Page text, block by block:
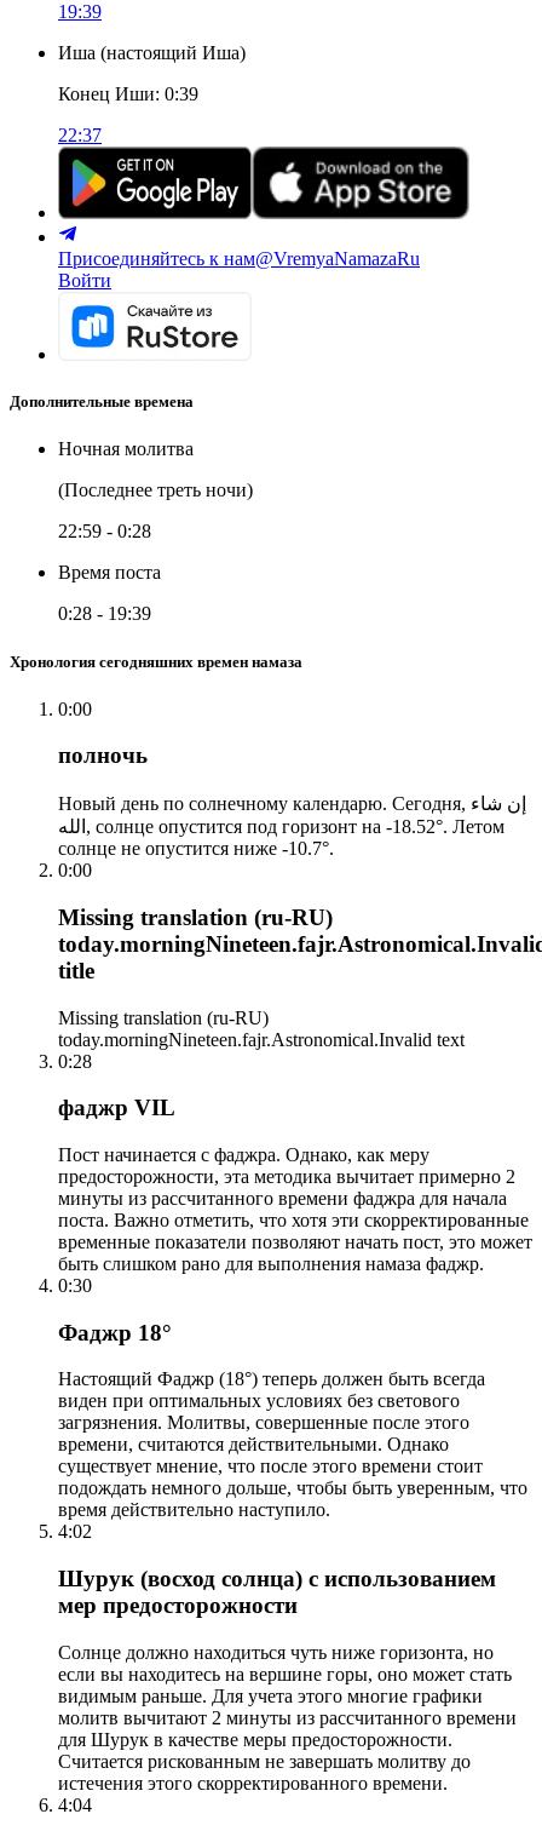
19:39
Иша (настоящий Иша)
Конец Иши: 0:39
22:37
Присоединяйтесь к нам@VremyaNamazaRu
Войти
Дополнительные времена
Ночная молитва
(Последнее треть ночи)
22:59 - 0:28
Время поста
0:28 - 19:39
Хронология сегодняшних времен намаза
0:00
полночь
Новый день по солнечному календарю. Сегодня, إن شاء
الله, солнце опустится под горизонт на -18.52°. Летом
солнце не опустится ниже -10.7°.
0:00
Missing translation (ru-RU)
title
Missing translation (ru-RU)
today.morningNineteen.fajr.Astronomical.Invalid text
0:28
фаджр VIL
Пост начинается с фаджра. Однако, как меру
предосторожности, эта методика вычитает примерно 2
минуты из рассчитанного времени фаджра для начала
поста. Важно отметить, что хотя эти скорректированные
временные показатели позволяют начать пост, это может
быть слишком рано для выполнения намаза фаджр.
0:30
Фаджр 18°
Настоящий Фаджр (18°) теперь должен быть всегда
виден при оптимальных условиях без светового
загрязнения. Молитвы, совершенные после этого
времени, считаются действительными. Однако
существует мнение, что после этого времени стоит
подождать немного дольше, чтобы быть уверенным, что
время действительно наступило.
4:02
Шурук (восход солнца) с использованием
мер предосторожности
Солнце должно находиться чуть ниже горизонта, но
если вы находитесь на вершине горы, оно может стать
видимым раньше. Для учета этого многие графики
молитв вычитают 2 минуты из рассчитанного времени
для Шурук в качестве меры предосторожности.
Считается рискованным не завершать молитву до
истечения этого скорректированного времени.
4:04